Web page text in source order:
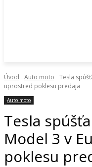
Úvod Auto moto
Tesla
uprostred poklesu predaja
Auto moto
Tesla
Model 3 v
poklesu